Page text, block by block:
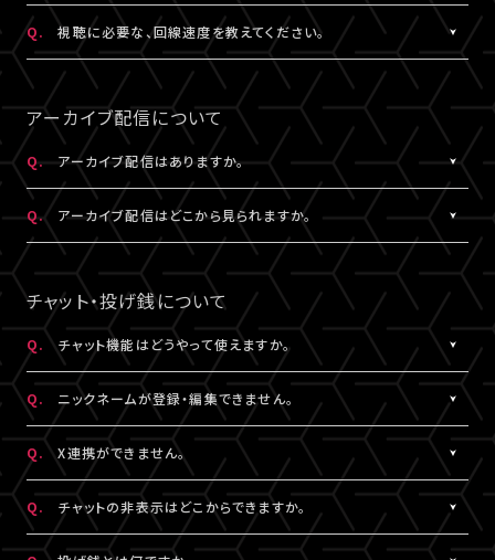
4.スペースが入っていませんか？
入力の際、前後にスペースが入っていないかご確認ください。不要
なスペースを入れると認証されませんので、ご注意ください。
5.キーボードのNum Lock（ナムロック）が押されていませんか？
ノートパソコンをご利用の方は、Num Lockキーが外れた状態で行
ってください。
けます。
ライブ配信を視聴する端末が推奨環境であることをご確認のうえ、
事前にサンプル動画の映像と音声が正常に再生できることをご確
認ください。
A.
アーカイブ配信がある場合は、視聴チケットをお持ちの方に限りご
視聴いただけます。
公演によってはアーカイブ配信のみの視聴でも視聴チケットのご
購入が可能です。券種や決済方法により販売期間や販売価格など
が異なります。
Q. 視聴に必要な、回線速度を教えてください。
LIVESHIPの配信をより良い画質でご覧いただくには、インターネ
ットの安定した接続速度 (以下の表を参照) を確保していただくこ
とをお勧めします。
QUALITY
（解像度）
必要速度 推奨速度
1080P 15Mbps以上 20Mbps以上
720P 6Mbps以上 9Mbps以上
480P 2Mbps以上 3Mbps以上
360P 0.8Mbps以上 1.2Mbps以上
解像度が選択できる推奨ブラウザは下記のとおりです。
Windows：Chrome、Firefox、Edge
Mac：Chrome、Firefox
アーカイブ配信について
Q. アーカイブ配信はありますか。
A.
公演により異なります。
アーカイブ配信がある場合は、視聴チケットをお持ちの方に限りご
視聴いただけます。
公演によってはアーカイブ配信のみの視聴でも視聴チケットのご
購入が可能です。券種や決済方法により販売期間や販売価格など
が異なります。
Q. アーカイブ配信はどこから見られますか。
A.
アーカイブ配信がある場合は、ライブ配信と同じ配信視聴ページ
でご視聴いただけます。
配信視聴ページは、各公演のチケット販売ページ、「マイページ
内「チケット購入情報」よりアクセスいただけます。
※「決済完了のお知らせ」メールでもご案内しております。
チャット・投げ銭について
Q. チャット機能はどうやって使えますか。
A.
ライブ配信中にご利用いただけるサービスです。
ただし、公演によってはチャット機能をご利用いただけない場合が
あります。
詳細はチケット販売ページでご確認ください。
Q. ニックネームが登録・編集できません。
A.
チャットをするには、ニックネームの設定が必要です。
ニックネームは「マイページ
」内「投稿設定」にて登録・変更が可能
です。
絵文字・機種依存文字等が含まれている場合は登録できませんの
でご注意ください。
Q. X連携ができません。
A. X連携は「マイページ」内「投稿設定」にて設定が可能です。
詳しくは こちらをご確認ください。
※X連携は配信視聴ページからも設定いただけます。
Q. チャットの非表示はどこからできますか。
A. チャット欄下部の「チャットを非表示」（スマートフォンではチャット